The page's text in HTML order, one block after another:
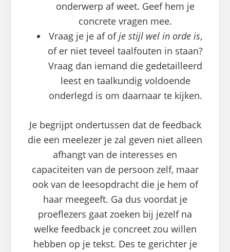
onderwerp af weet. Geef hem je
concrete vragen mee.
Vraag je je af ofje stijl wel in orde is,
of er niet teveel taalfouten in staan?
Vraag dan iemand die gedetailleerd
leest en taalkundig voldoende
onderlegd is om daarnaar te kijken.
Je begrijpt ondertussen dat de feedback
die een meelezer je zal geven niet alleen
afhangt van de interesses en
capaciteiten van de persoon zelf, maar
ook van de leesopdracht die je hem of
haar meegeeft. Ga dus voordat je
proeflezers gaat zoeken bij jezelf na
welke feedback je concreet zou willen
hebben op je tekst. Des te gerichter je